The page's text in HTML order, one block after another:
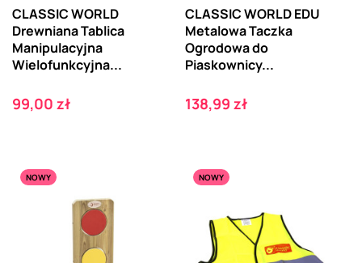
CLASSIC WORLD
Drewniana Tablica
Manipulacyjna
Wielofunkcyjna...
Cena
99,00 zł
CLASSIC WORLD EDU
Metalowa Taczka
Ogrodowa do
Piaskownicy...
Cena
138,99 zł
NOWY NOWY